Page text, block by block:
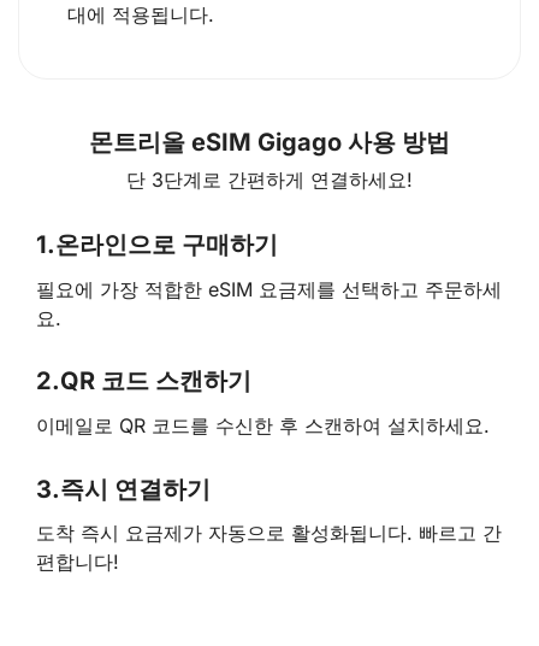
대에 적용됩니다.
몬트리올 eSIM Gigago 사용 방법
단 3단계로 간편하게 연결하세요!
1.온라인으로 구매하기
필요에 가장 적합한 eSIM 요금제를 선택하고 주문하세
요.
2.QR 코드 스캔하기
이메일로 QR 코드를 수신한 후 스캔하여 설치하세요.
3.즉시 연결하기
도착 즉시 요금제가 자동으로 활성화됩니다. 빠르고 간
편합니다!